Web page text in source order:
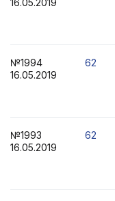
16.05.2019
№1994
16.05.2019
62
№1993
16.05.2019
62